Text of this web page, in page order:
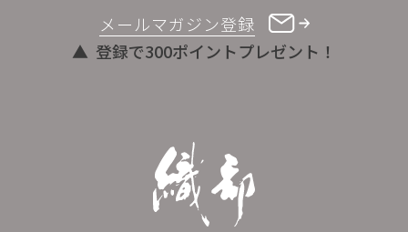
メールマガジン登録
登録で300ポイントプレゼント！